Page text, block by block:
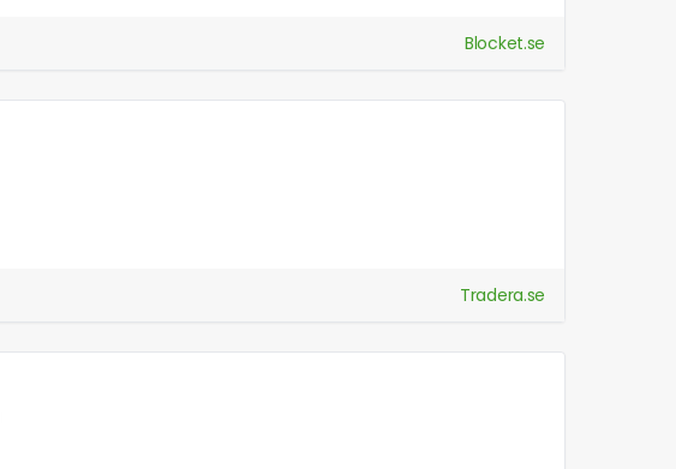
Blocket.se
Tradera.se